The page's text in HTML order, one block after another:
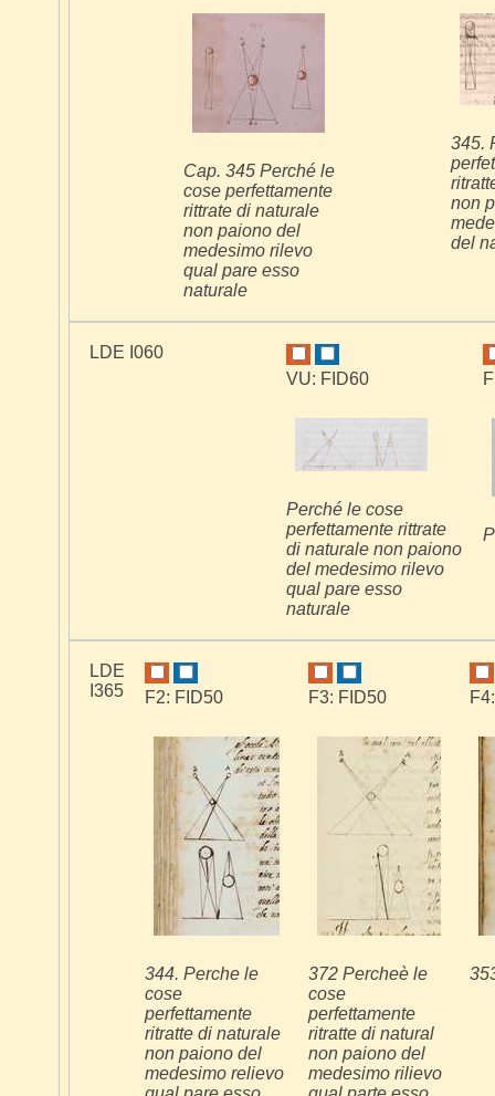
Cap. 345 Perché le
cose perfettamente
rittrate di naturale
non paiono del
medesimo rilevo
qual pare esso
naturale
345.
non
del
LDE I060
VU: FID60
Perché le cose
perfettamente rittrate
di naturale non paiono
del medesimo rilevo
qual pare esso
naturale
LDE
I365
F2: FID50
344. Perche le
cose
perfettamente
ritratte di naturale
non paiono del
medesimo relievo
F3: FID50
372 Percheè le
cose
perfettamente
ritratte di natural
non paiono del
medesimo rilievo